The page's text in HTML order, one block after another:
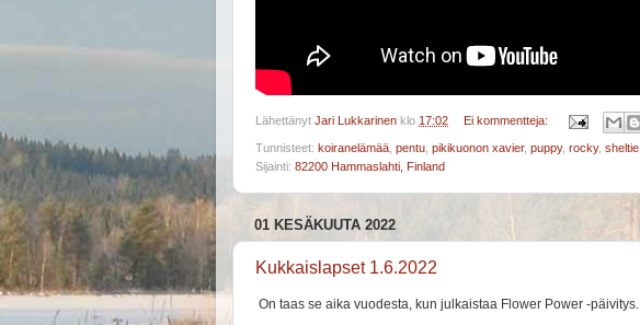
Lähettänyt Jari Lukkarinen klo 17:02 Ei kommentteja:
Tunnisteet: koiranelämää pentu pikikuonon xavier, puppy, rocky, sheltie
Sijainti: 82200 Hammaslahti, Finland
01 KESÄKUUTA 2022
Kukkaislapset 1.6.2022
On taas se aika vuodesta, kun julkaistaa Flower Power -päivitys.